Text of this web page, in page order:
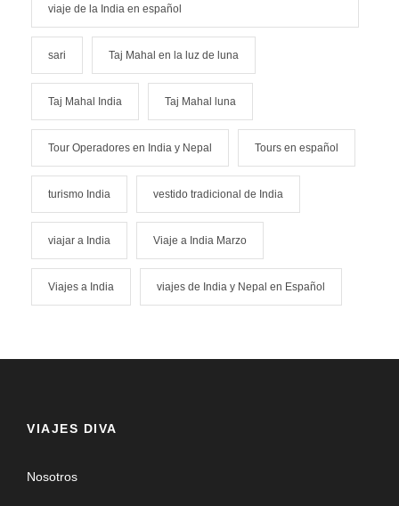
viaje de la India en español
sari Taj Mahal en la luz de luna
Taj Mahal India Taj Mahal luna
Tour Operadores en India y Nepal Tours en español
turismo India vestido tradicional de India
viajar a India Viaje a India Marzo
Viajes a India viajes de India y Nepal en Español
VIAJES DIVA
Nosotros